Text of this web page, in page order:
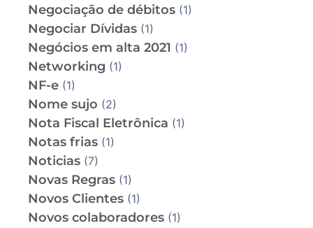
Negociação de débitos (1)
Negociar Dívidas (1)
Negócios em alta 2021 (1)
Networking (1)
NF-e (1)
Nome sujo (2)
Nota Fiscal Eletrônica (1)
Notas frias (1)
Noticias (7)
Novas Regras (1)
Novos Clientes (1)
Novos colaboradores (1)